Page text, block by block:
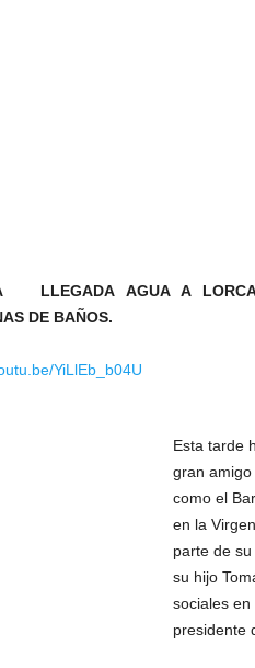
LLEGADA AGUA A
DE BAÑOS.
YiLlEb_b04U
Esta tarde
gran amigo
como el
en la
parte de
su hijo
sociales
presidente